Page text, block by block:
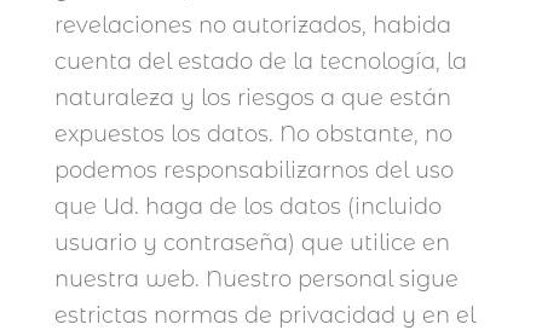
revelaciones no autorizados, habida
cuenta del estado de la tecnología, la
naturaleza y los riesgos a que están
expuestos los datos. No obstante, no
podemos responsabilizarnos del uso
que Ud. haga de los datos (incluido
usuario y contraseña) que utilice en
nuestra web. Nuestro personal sigue
estrictas normas de privacidad y en el